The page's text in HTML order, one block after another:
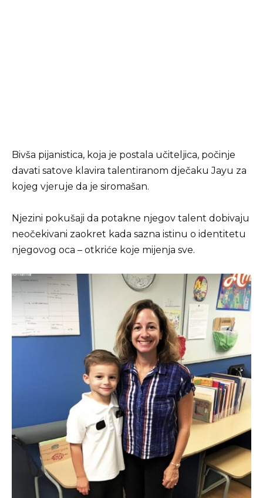
Bivša pijanistica, koja je postala učiteljica, počinje
davati satove klavira talentiranom dječaku Jayu za
kojeg vjeruje da je siromašan.
Njezini pokušaji da potakne njegov talent dobivaju
neočekivani zaokret kada sazna istinu o identitetu
njegovog oca – otkriće koje mijenja sve.